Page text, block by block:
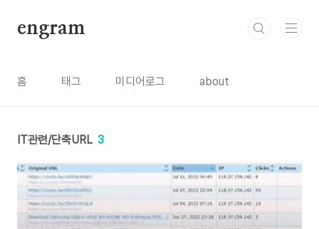
engram
홈 태그 미디어로그 about
IT관련/단축URL 3